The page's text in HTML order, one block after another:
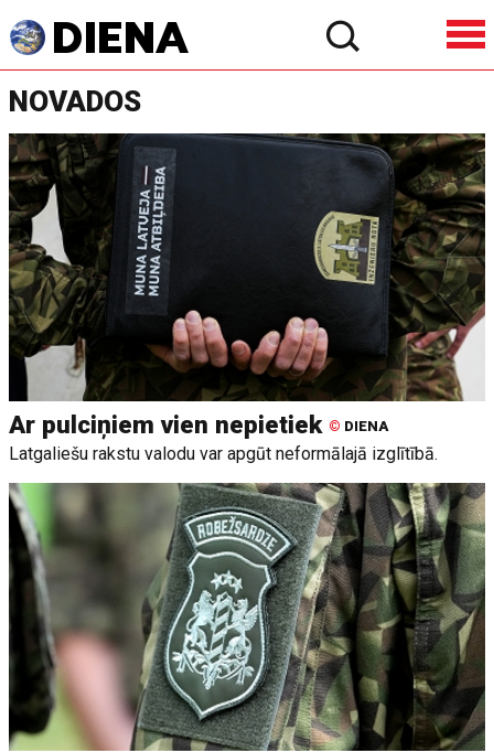
NOVADOS
Ar pulciņiem vien nepietiek © DIENA
Latgaliešu rakstu valodu var apgūt neformālajā izglītībā.